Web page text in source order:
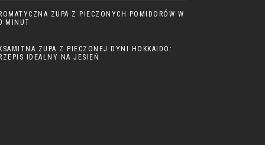
ZUPA Z PIECZONYCH POMIDORÓW W
MINUT
ZUPA Z PIECZONEJ DYNI HOKKAIDO:
IDEALNY NA JESIEŃ